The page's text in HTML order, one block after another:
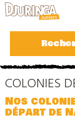
COLONIES
Nos
départ de